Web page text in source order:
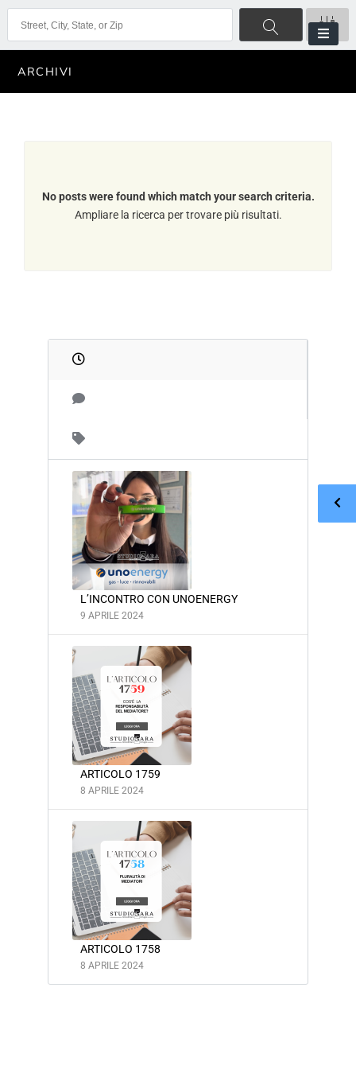
ARCHIVI
No posts were found which match your search criteria.
Ampliare la ricerca per trovare più risultati.
L’INCONTRO CON UNOENERGY
9 APRILE 2024
ARTICOLO 1759
8 APRILE 2024
ARTICOLO 1758
8 APRILE 2024